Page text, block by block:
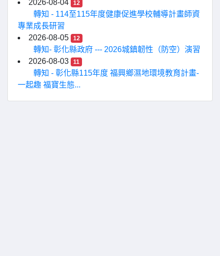
2026-08-04
12
轉知 - 114至115年度健康促進學校輔導計畫師資
專業成長研習
2026-08-05
12
轉知- 彰化縣政府 --- 2026城鎮韌性（防空）演習
2026-08-03
11
轉知 - 彰化縣115年度 福興鄉濕地環境教育計畫-
一起趣 福寶生態...